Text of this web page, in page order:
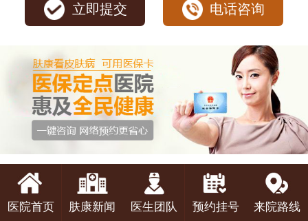
立即提交 电话咨询
医院首页 肤康新闻 医生团队 预约挂号 来院路线